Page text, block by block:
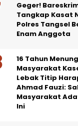
Geger!
Tangkap Kasat
Polres Tangsel
Enam Anggota
16 Tahun
Masyarakat
Lebak Titip
Ahmad Fauzi:
Masyarakat
Ini